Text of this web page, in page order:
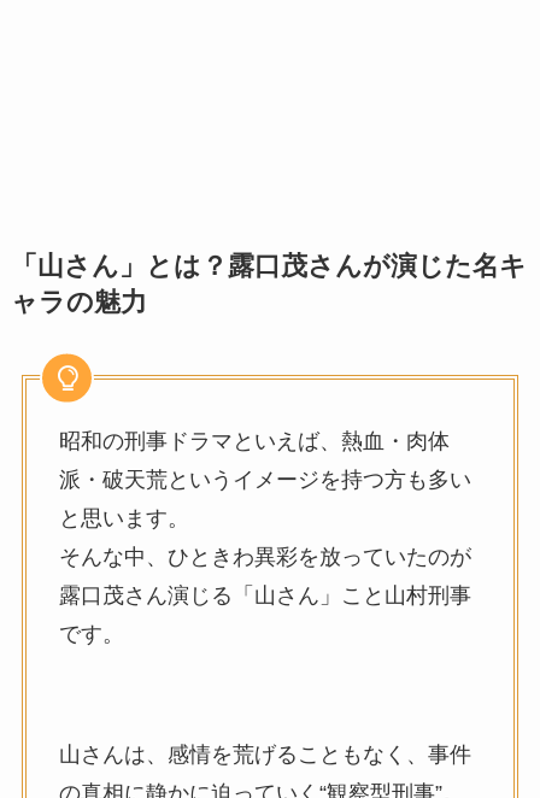
「山さん」とは？露口茂さんが演じた名キ
ャラの魅力
昭和の刑事ドラマといえば、熱血・肉体
派・破天荒というイメージを持つ方も多い
と思います。
そんな中、ひときわ異彩を放っていたのが
露口茂さん演じる「山さん」こと山村刑事
です。
山さんは、感情を荒げることもなく、事件